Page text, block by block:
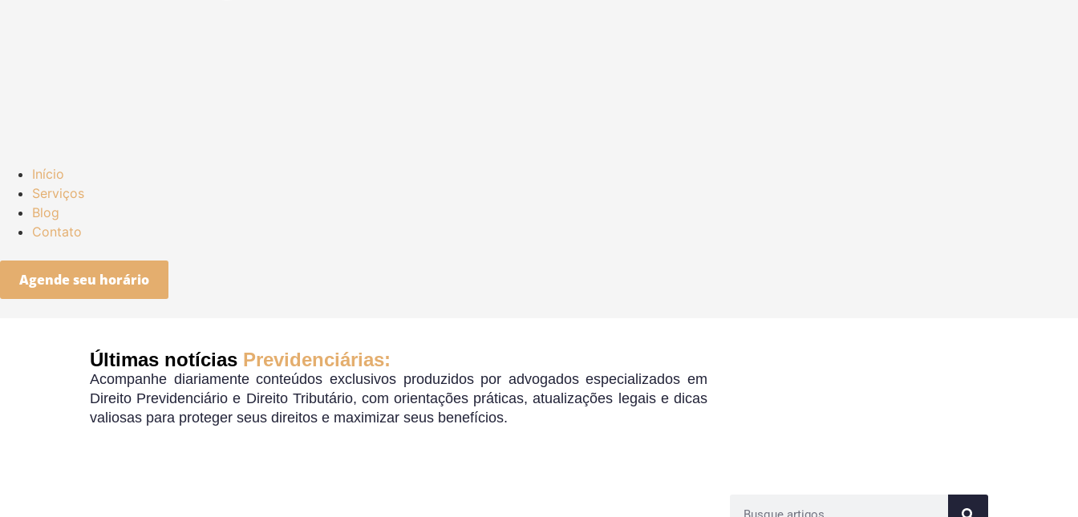
Início
Serviços
Blog
Contato
Agende seu horário
Últimas notícias Previdenciárias:
Acompanhe diariamente conteúdos exclusivos produzidos por advogados especializados em
Direito Previdenciário e Direito Tributário, com orientações práticas, atualizações legais e dicas
valiosas para proteger seus direitos e maximizar seus benefícios.